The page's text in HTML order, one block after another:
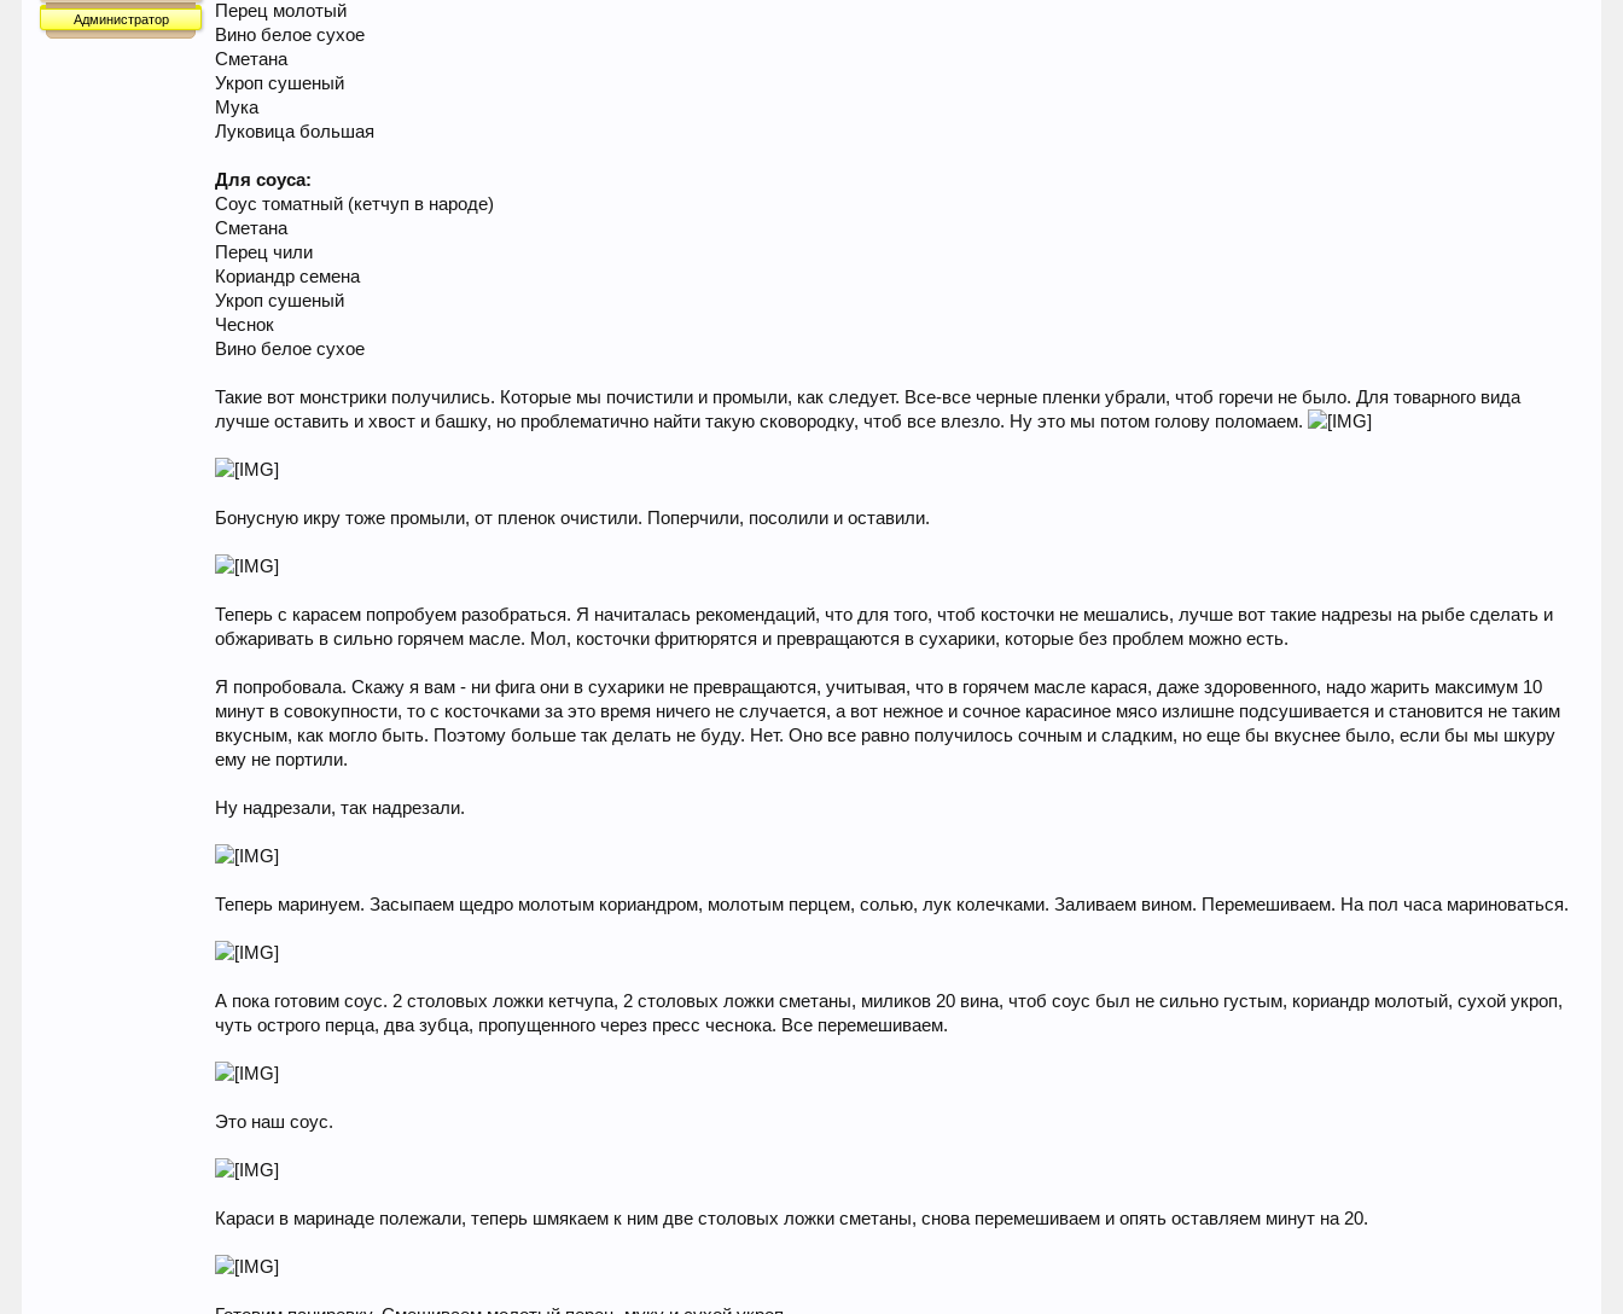
Администратор
Перец молотый
Вино белое сухое
Сметана
Укроп сушеный
Мука
Луковица большая
Для соуса:
Соус томатный (кетчуп в народе)
Сметана
Перец чили
Кориандр семена
Укроп сушеный
Чеснок
Вино белое сухое
Такие вот монстрики получились. Которые мы почистили и промыли, как следует. Все-все черные пленки убрали, чтоб горечи не было. Для товарного вида
лучше оставить и хвост и башку, но проблематично найти такую сковородку, чтоб все влезло. Ну это мы потом голову поломаем.
Бонусную икру тоже промыли, от пленок очистили. Поперчили, посолили и оставили.
Теперь с карасем попробуем разобраться. Я начиталась рекомендаций, что для того, чтоб косточки не мешались, лучше вот такие надрезы на рыбе сделать и
обжаривать в сильно горячем масле. Мол, косточки фритюрятся и превращаются в сухарики, которые без проблем можно есть.
Я попробовала. Скажу я вам - ни фига они в сухарики не превращаются, учитывая, что в горячем масле карася, даже здоровенного, надо жарить максимум 10
минут в совокупности, то с косточками за это время ничего не случается, а вот нежное и сочное карасиное мясо излишне подсушивается и становится не таким
вкусным, как могло быть. Поэтому больше так делать не буду. Нет. Оно все равно получилось сочным и сладким, но еще бы вкуснее было, если бы мы шкуру
ему не портили.
Ну надрезали, так надрезали.
Теперь маринуем. Засыпаем щедро молотым кориандром, молотым перцем, солью, лук колечками. Заливаем вином. Перемешиваем. На пол часа мариноваться.
А пока готовим соус. 2 столовых ложки кетчупа, 2 столовых ложки сметаны, миликов 20 вина, чтоб соус был не сильно густым, кориандр молотый, сухой укроп,
чуть острого перца, два зубца, пропущенного через пресс чеснока. Все перемешиваем.
Это наш соус.
Караси в маринаде полежали, теперь шмякаем к ним две столовых ложки сметаны, снова перемешиваем и опять оставляем минут на 20.